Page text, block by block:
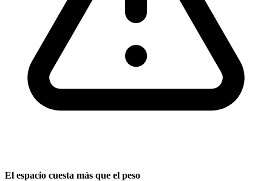
El espacio cuesta más que el peso